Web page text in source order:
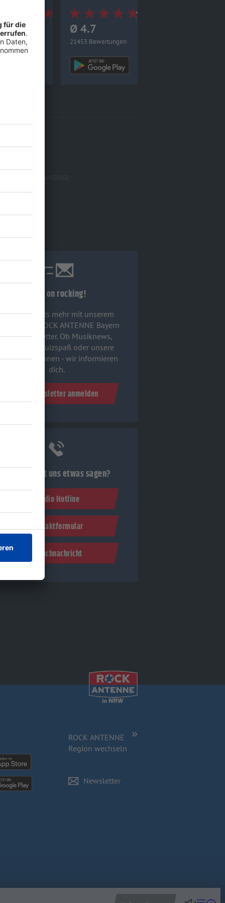
Bewertungen
Ø 4.7
21453 Bewertungen
Keep on rocking!
Verpass' nichts mehr mit unserem
ROCK ANTENNE Bayern
Rock-Newsletter. Ob Musiknews,
Interviews, Quizspaß oder unsere
Aktionen - wir informieren
dich.
Zum Newsletter anmelden
Du möchtest uns etwas sagen?
Studio Hotline
Kontaktformular
Sprachnachricht
ROCK ANTENNE
Region wechseln
Newsletter